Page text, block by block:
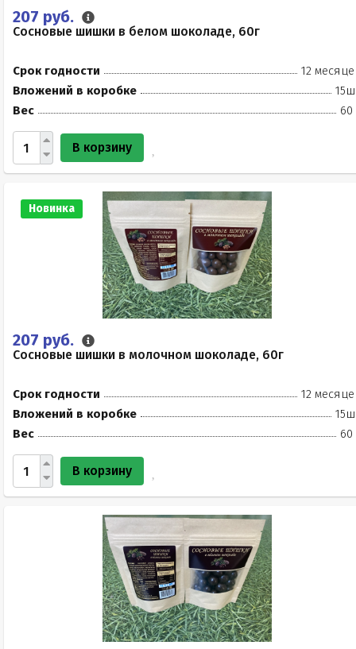
207 руб.
Сосновые шишки в белом шоколаде, 60г
Срок годности
12
Вложений в коробке
Вес
60
В корзину
Новинка
207 руб.
Сосновые шишки в молочном шоколаде, 60г
Срок годности
12
Вложений в коробке
Вес
60
В корзину